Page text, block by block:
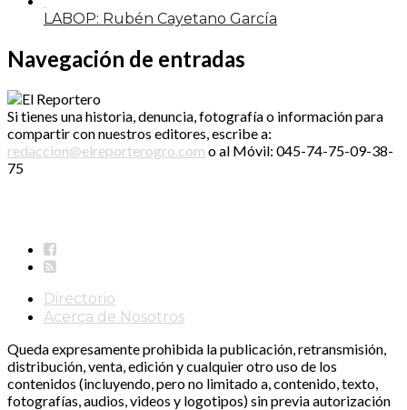
LABOP: Rubén Cayetano García
Navegación de entradas
Si tienes una historia, denuncia, fotografía o información para
compartir con nuestros editores, escribe a:
redaccion@elreporterogro.com o al Móvil: 045-74-75-09-38-
75
Directorio
Acerca de Nosotros
Queda expresamente prohibida la publicación, retransmisión,
distribución, venta, edición y cualquier otro uso de los
contenidos (incluyendo, pero no limitado a, contenido, texto,
fotografías, audios, videos y logotipos) sin previa autorización